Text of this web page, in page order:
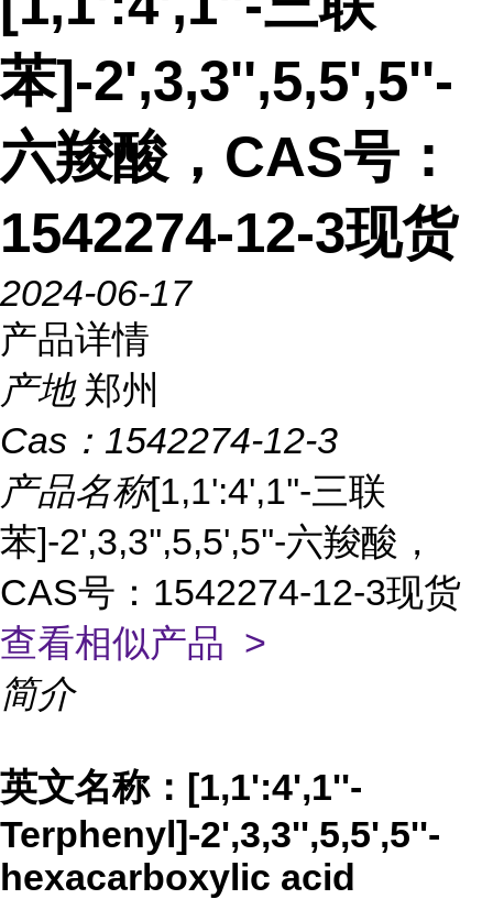
苯]-2',3,3'',5,5',5''-
六羧酸，CAS号：
1542274-12-3现货
2024-06-17
产品详情
产地 郑州
Cas： 1542274-12-3
产品名称[1,1':4',1''-三联
苯]-2',3,3'',5,5',5''-六羧酸，
CAS号：1542274-12-3现货
查看相似产品 >
简介
英文名称： [1,1':4',1''-
Terphenyl]-2',3,3'',5,5',5''-
hexacarboxylic acid